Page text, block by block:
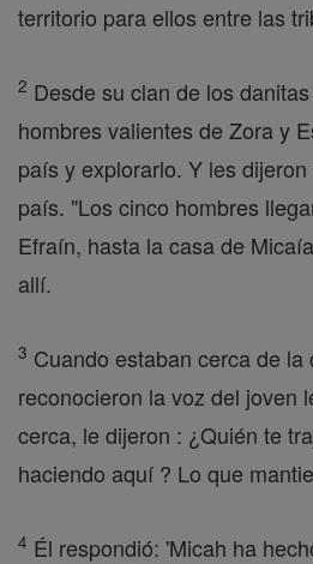
territorio para ellos entre las
2 Desde su clan de los
hombres valientes de Zora y
país y explorarlo. Y les
país. "Los cinco hombres
Efraín, hasta la casa de
allí.
3 Cuando estaban cerca de la
reconocieron la voz del joven
cerca, le dijeron : ¿Quién te
haciendo aquí ? Lo que
4 Él respondió: 'Micah ha